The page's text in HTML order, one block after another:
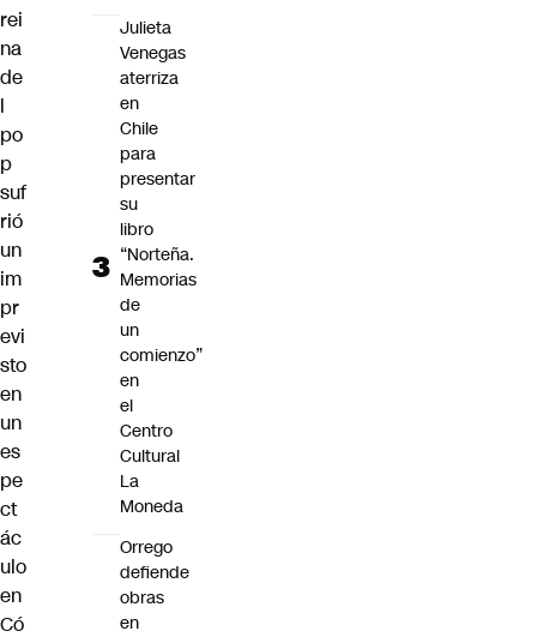
rei
na
de
l
po
p
suf
rió
un
im
pr
evi
sto
en
un
es
pe
ct
ác
ulo
en
Có
Julieta
Venegas
aterriza
en
Chile
para
presentar
su
libro
“Norteña.
Memorias
de
un
comienzo”
en
el
Centro
Cultural
La
Moneda
Orrego
defiende
obras
en